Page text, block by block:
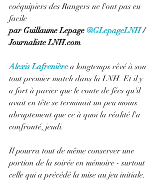
coéquipiers des Rangers ne l'ont pas eu
facile
par Guillaume Lepage @GLepageLNH /
Journaliste LNH.com
Alexis Lafrenière a longtemps rêvé à son
tout premier match dans la LNH. Et il y
a fort à parier que le conte de fées qu'il
avait en tête se terminait un peu moins
abruptement que ce à quoi la réalité l'a
confronté, jeudi.
Il pourra tout de même conserver une
portion de la soirée en mémoire - surtout
celle qui a précédé la mise au jeu initiale.